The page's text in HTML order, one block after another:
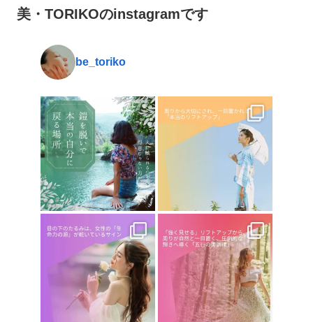
美・TORIKOのinstagramです
be_toriko